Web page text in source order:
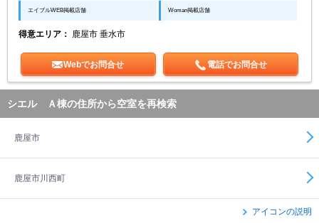
エイブルWEB掲載店舗 Woman掲載店舗
得意エリア： 鹿屋市 垂水市
Webでお問合せ 電話でお問合せ
シエル Ａ棟の住所から空室を再検索
鹿屋市
鹿屋市川西町
アイコンの説明